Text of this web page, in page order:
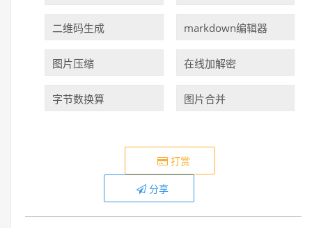
二维码生成 markdown编辑器
图片压缩 在线加解密
字节数换算 图片合并
打赏
分享